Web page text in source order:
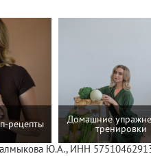
рецепты Домашние
тренировки
Ю.А., ИНН